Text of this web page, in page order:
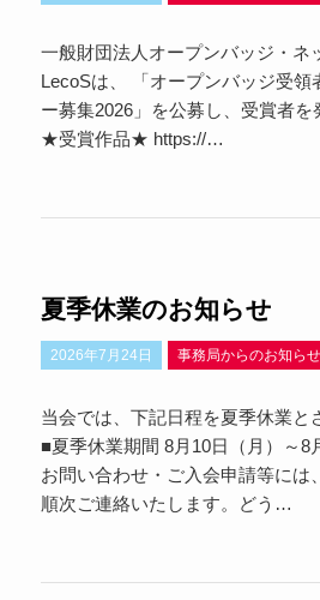
一般財団法人オープンバッジ・ネ
LecoSは、 「オープンバッジ受領
ー募集2026」を公募し、受賞者を
★受賞作品★ https://…
夏季休業のお知らせ
2026年7月24日 事務局からのお知らせ
当会では、下記日程を夏季休業と
■夏季休業期間 8月10日（月）～8
お問い合わせ・ご入会申請等には
順次ご連絡いたします。どう…